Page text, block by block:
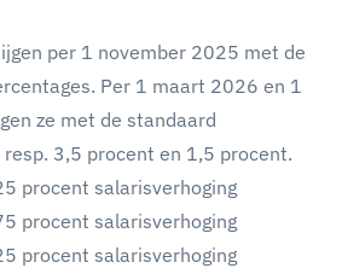
per 1 november 2025 met de
Per 1 maart 2026 en 1
ze met de standaard
3,5 procent en 1,5 procent.
procent salarisverhoging
procent salarisverhoging
procent salarisverhoging